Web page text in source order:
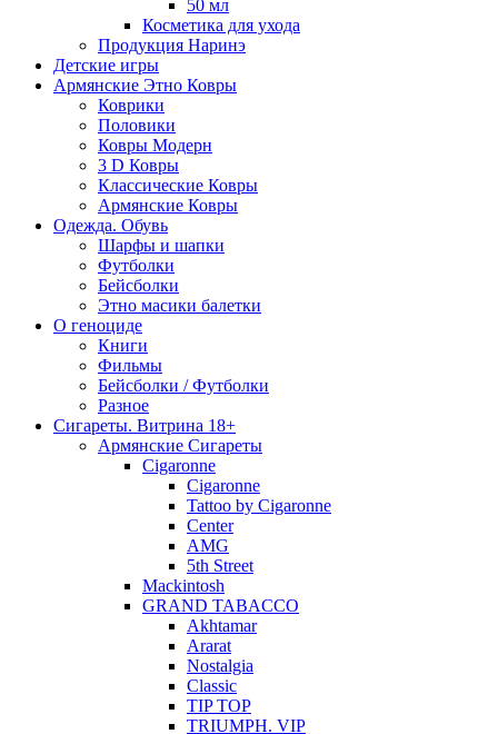
50 мл
Косметика для ухода
Продукция Наринэ
Детские игры
Армянские Этно Ковры
Коврики
Половики
Ковры Модерн
3 D Ковры
Классические Ковры
Армянские Ковры
Одежда. Обувь
Шарфы и шапки
Футболки
Бейсболки
Этно масики балетки
О геноциде
Книги
Фильмы
Бейсболки / Футболки
Разное
Сигареты. Витрина 18+
Армянские Сигареты
Cigaronne
Cigaronne
Tattoo by Cigaronne
Center
AMG
5th Street
Mackintosh
GRAND TABACCO
Akhtamar
Ararat
Nostalgia
Classic
TIP TOP
TRIUMPH. VIP